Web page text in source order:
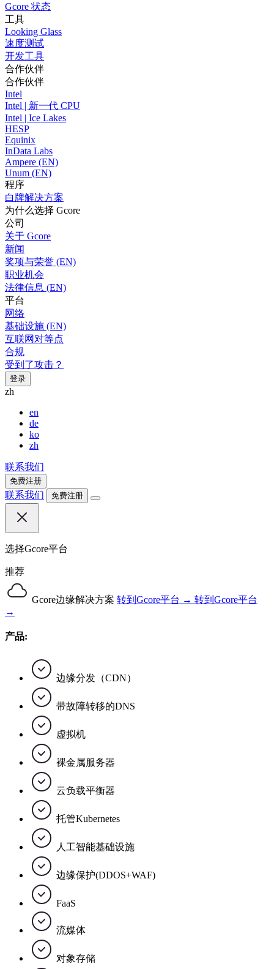
Gcore 状态
工具
Looking Glass
速度测试
开发工具
合作伙伴
合作伙伴
Intel
Intel | 新一代 CPU
Intel | Ice Lakes
HESP
Equinix
InData Labs
Ampere (EN)
Unum (EN)
程序
白牌解决方案
为什么选择 Gcore
公司
关于 Gcore
新闻
奖项与荣誉 (EN)
职业机会
法律信息 (EN)
平台
网络
基础设施 (EN)
互联网对等点
合规
受到了攻击？
登录
zh
en
de
ko
zh
联系我们
免费注册
联系我们 免费注册
选择Gcore平台
推荐
Gcore边缘解决方案 转到Gcore平台 → 转到Gcore平台
→
产品:
边缘分发（CDN）
带故障转移的DNS
虚拟机
裸金属服务器
云负载平衡器
托管Kubernetes
人工智能基础设施
边缘保护(DDOS+WAF)
FaaS
流媒体
对象存储